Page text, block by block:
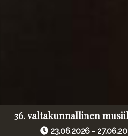
36. valtakunnallinen
23.06.2026 -